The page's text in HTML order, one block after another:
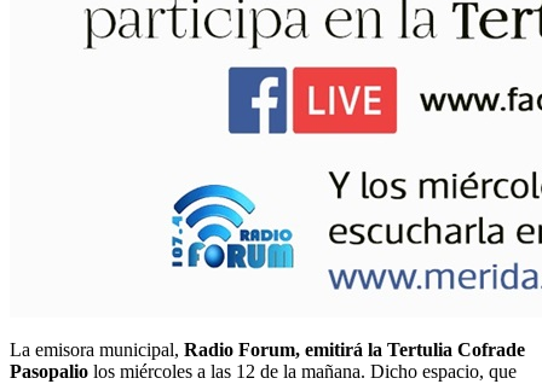
La emisora municipal, Radio Forum, emitirá la Tertulia Cofrade
Pasopalio los miércoles a las 12 de la mañana. Dicho espacio, que